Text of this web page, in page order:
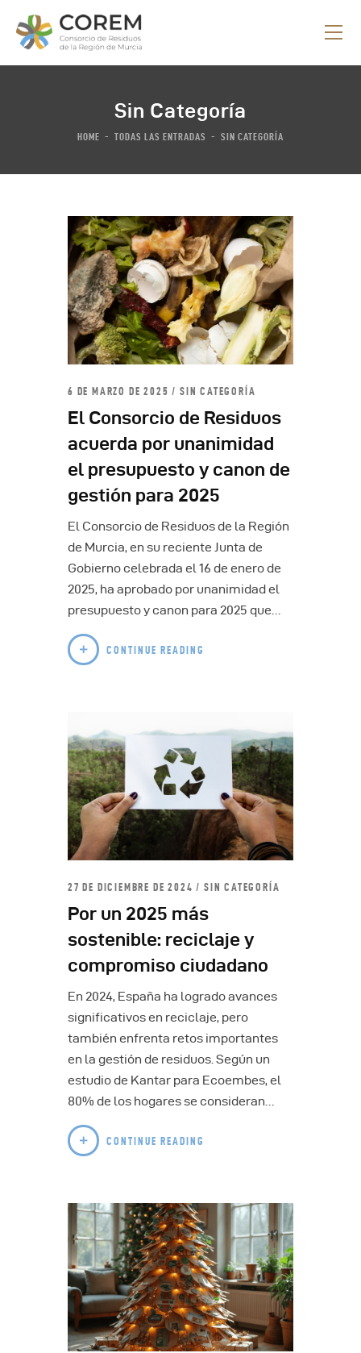
Sin Categoría
HOME TODAS LAS ENTRADAS SIN CATEGORÍA
QUE HACEMOS
NOTICIAS
CONSORCIATE
CONTACTO
6 DE MARZO DE 2025 SIN CATEGORÍA
El Consorcio de Residuos
acuerda por unanimidad
el presupuesto y canon de
gestión para 2025
El Consorcio de Residuos de la Región
de Murcia, en su reciente Junta de
Gobierno celebrada el 16 de enero de
2025, ha aprobado por unanimidad el
presupuesto y canon para 2025 que…
CONTINUE READING
27 DE DICIEMBRE DE 2024 SIN CATEGORÍA
Por un 2025 más
sostenible: reciclaje y
compromiso ciudadano
En 2024, España ha logrado avances
significativos en reciclaje, pero
también enfrenta retos importantes
en la gestión de residuos. Según un
estudio de Kantar para Ecoembes, el
80% de los hogares se consideran…
CONTINUE READING